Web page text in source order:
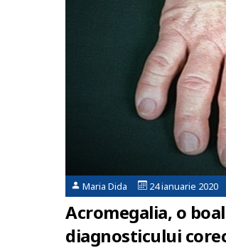
Maria Dida 24 ianuarie 2020
Acromegalia, o
diagnosticului